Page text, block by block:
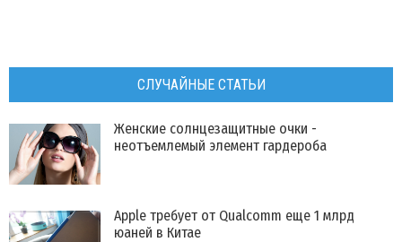
СЛУЧАЙНЫЕ СТАТЬИ
Женские солнцезащитные очки -
неотъемлемый элемент гардероба
Apple требует от Qualcomm еще 1 млрд
юаней в Китае